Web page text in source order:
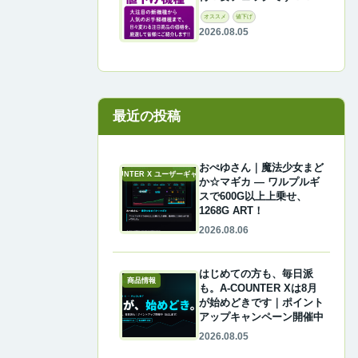
オススメ 値下げ
2026.08.05
最近の投稿
A-COUNTER X ユーザーギャラリー
おぺゆさん｜魔法少女まど
か☆マギカ ― ワルプルギ
スで600G以上上乗せ、
1268G ART！
2026.08.06
商品情報
はじめての方も、毎日派
も。A-COUNTER Xは8月
が始めどきです｜ポイント
アップキャンペーン開催中
2026.08.05